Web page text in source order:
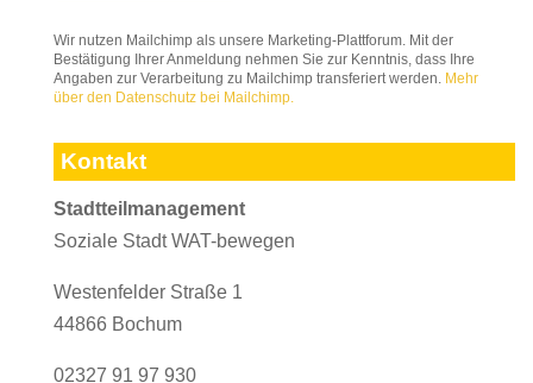
Wir nutzen Mailchimp als unsere Marketing-Plattforum. Mit der
Bestätigung Ihrer Anmeldung nehmen Sie zur Kenntnis, dass Ihre
Angaben zur Verarbeitung zu Mailchimp transferiert werden. Mehr
über den Datenschutz bei Mailchimp.
Kontakt
Stadtteilmanagement
Soziale Stadt WAT-bewegen
Westenfelder Straße 1
44866 Bochum
02327 91 97 930